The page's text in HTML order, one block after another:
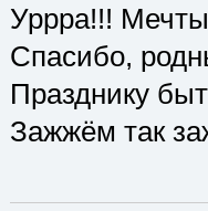
Уррра!!!
Спасибо,
Празднику
Зажжём так